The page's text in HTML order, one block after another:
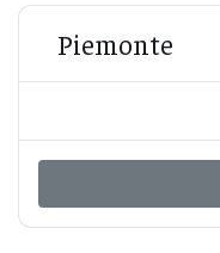
Piemonte